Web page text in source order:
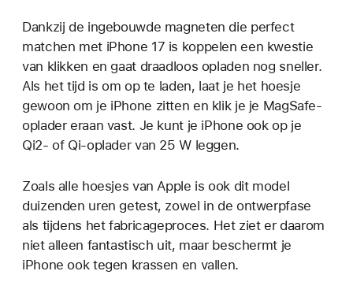
Dankzij de ingebouwde magneten die perfect
matchen met iPhone 17 is koppelen een kwestie
van klikken en gaat draadloos opladen nog sneller.
Als het tijd is om op te laden, laat je het hoesje
gewoon om je iPhone zitten en klik je je MagSafe-
oplader eraan vast. Je kunt je iPhone ook op je
Qi2- of Qi‑oplader van 25 W leggen.
Zoals alle hoesjes van Apple is ook dit model
duizenden uren getest, zowel in de ontwerp­fase
als tijdens het fabricage­proces. Het ziet er daarom
niet alleen fantastisch uit, maar beschermt je
iPhone ook tegen krassen en vallen.